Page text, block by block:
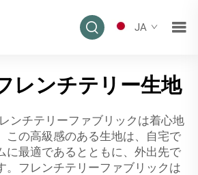
JA
レンチテリー生地
ンチテリーファブリックは着心地
この高級感のある生地は、自宅で
に最適であるとともに、外出先で
。フレンチテリーファブリックは